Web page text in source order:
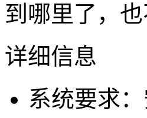
到哪里了，
详细信息
系统要求